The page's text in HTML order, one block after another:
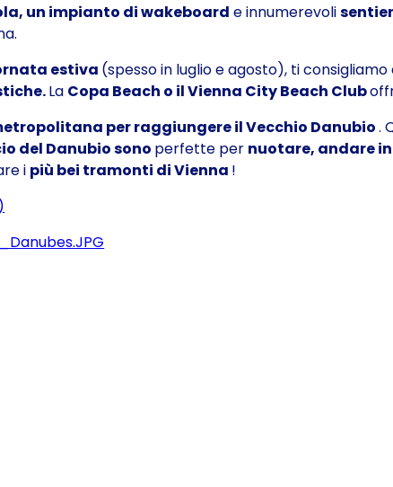
un impianto di wakeboard e innumerevoli
estiva (spesso in luglio e agosto), ti consigliamo
.La Copa Beach o il Vienna City Beach Club
per raggiungere il Vecchio Danubio.
del Danubio sono perfette per nuotare, andare
i più bei tramonti di Vienna !